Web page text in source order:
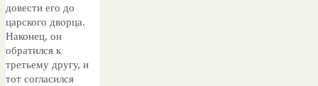
довести его до
царского дворца.
Наконец, он
обратился к
третьему другу, и
тот согласился